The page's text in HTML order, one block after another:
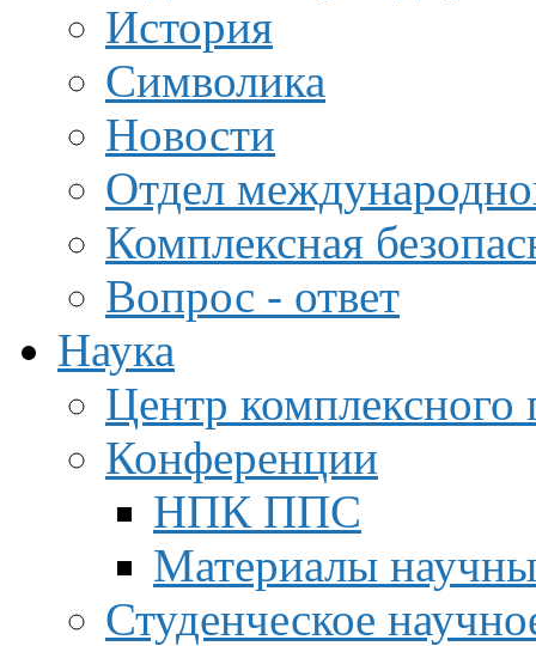
История
Символика
Новости
Отдел
Комплексная
Вопрос - ответ
Наука
Центр
Конференции
НПК ППС
Материалы
Студенческое